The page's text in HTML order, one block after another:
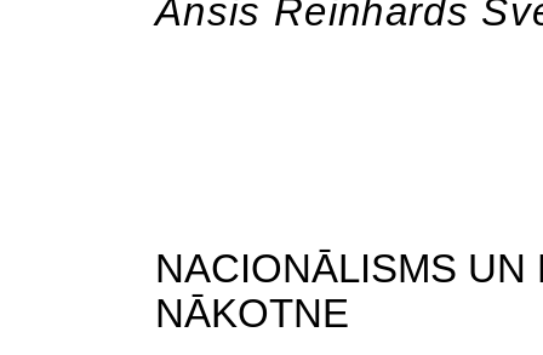
Ansis Reinhards
NACIONĀLISMS UN
NĀKOTNE